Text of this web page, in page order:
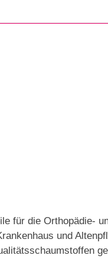
für die Orthopädie-
und